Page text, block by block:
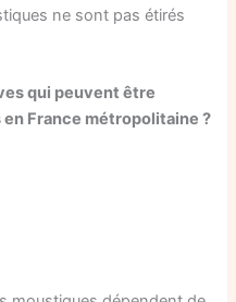
ne sont pas étirés
qui peuvent être
France métropolitaine ?